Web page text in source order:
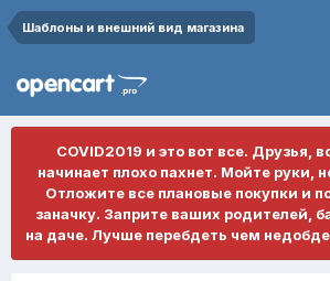
Шаблоны и внешний вид магазина
COVID2019 и это вот все. Друзья,
начинает плохо пахнет. Мойте руки,
Отложите все плановые покупки и
заначку. Заприте ваших родителей,
на даче. Лучше перебдеть чем